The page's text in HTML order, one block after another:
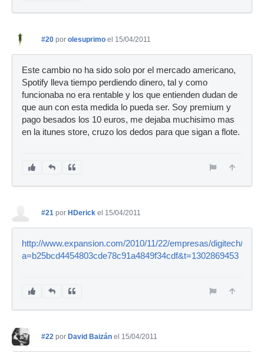
#20 por olesuprimo el 15/04/2011
Este cambio no ha sido solo por el mercado americano,
Spotify lleva tiempo perdiendo dinero, tal y como
funcionaba no era rentable y los que entienden dudan de
que aun con esta medida lo pueda ser. Soy premium y
pago besados los 10 euros, me dejaba muchisimo mas
en la itunes store, cruzo los dedos para que sigan a flote.
#21 por HDerick el 15/04/2011
http://www.expansion.com/2010/11/22/empresas/digitech/
a=b25bcd4454803cde78c91a4849f34cdf&t=1302869453
#22 por David Baizán el 15/04/2011